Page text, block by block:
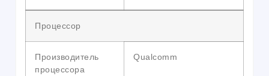
Процессор
Производитель
процессора
Qualcomm